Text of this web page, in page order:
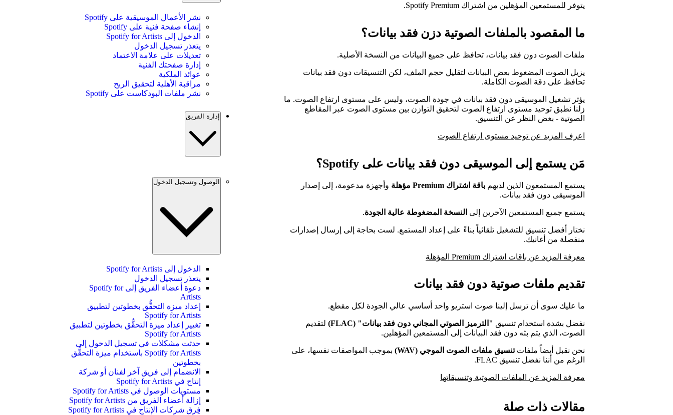
يتوفر للمستمعين المؤهلين من اشتراك Spotify Premium.
ما المقصود بالملفات الصوتية دزن فقد بيانات؟
ملفات الصوت دون فقد بيانات، تحافظ على جميع البيانات من النسخة الأصلية.
يزيل الصوت المضغوط بعض البيانات لتقليل حجم الملف، لكن التنسيقات دون فقد بيانات
تحافظ على دقة الصوت الكاملة.
يؤثر تشغيل الموسيقى دون فقد بيانات في جودة الصوت، وليس على مستوى ارتفاع الصوت. ما
زلنا نطبق توحيد مستوى ارتفاع الصوت لتحقيق التوازن بين مستوى الصوت عبر المقاطع
الصوتية - بغض النظر عن التنسيق.
اعرف المزيد عن توحيد مستوى ارتفاع الصوت
مَن يستمع إلى الموسيقى دون فقد بيانات على Spotify؟
يستمع المستمعون الذين لديهم باقة اشتراك Premium مؤهلة
وأجهزة مدعومة، إلى إصدار
الموسيقى دون فقد بيانات.
يستمع جميع المستمعين الآخرين إلى النسخة المضغوطة عالية الجودة.
نختار أفضل تنسيق للتشغيل تلقائياً بناءً على إعداد المستمع. لست بحاجة إلى إرسال إصدارات
منفصلة من أغانيك.
معرفة المزيد عن باقات اشتراك Premium المؤهلة
تقديم ملفات صوتية دون فقد بيانات
ما عليك سوى أن ترسل إلينا صوت استريو واحد أساسي عالي الجودة لكل مقطع.
نفضل بشدة استخدام تنسيق "الترميز الصوتي المجاني دون فقد بيانات" (FLAC)
لتقديم
الصوت، الذي يتم بثه دون فقد البيانات إلى المستمعين المؤهلين.
نحن نقبل أيضاً ملفاتتنسيق ملفات الصوت الموجي (WAV)
بموجب المواصفات نفسها، على
الرغم من أننا نفضل تنسيق FLAC.
معرفة المزيد عن الملفات الصوتية وتنسيقاتها
مقالات ذات صلة
نشر الأعمال الموسيقية على Spotify
إنشاء صفحة فنية على Spotify
الدخول إلى Spotify for Artists
يتعذر تسجيل الدخول
تعديلات على علامة الاعتماد
إدارة صفحتك الفنية
عوائد الملكية
مراقبة الأهلية لتحقيق الربح
نشر ملفات البودكاست على Spotify
إدارة الفريق
الوصول وتسجيل الدخول
الدخول إلى Spotify for Artists
يتعذر تسجيل الدخول
دعوة أعضاء الفريق إلى Spotify for
Artists
إعداد ميزة التحقُّق بخطوتين لتطبيق
Spotify for Artists
تغيير إعداد ميزة التحقُّق بخطوتين لتطبيق
Spotify for Artists
حدثت مشكلات في تسجيل الدخول إلى
Spotify for Artists باستخدام ميزة التحقُّق
بخطوتين
الانضمام إلى فريق آخر لفنان أو شركة
إنتاج في Spotify for Artists
مستويات الوصول في Spotify for Artists
إزالة أعضاء الفريق من Spotify for Artists
فِرق شركات الإنتاج في Spotify for Artists